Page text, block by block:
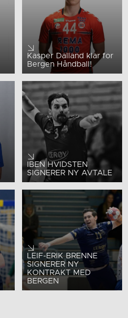
Kasper Dalland klar for
Bergen Håndball!
IBEN HVIDSTEN
SIGNERER NY AVTALE
LEIF-ERIK BRENNE
SIGNERER NY
KONTRAKT MED
BERGEN